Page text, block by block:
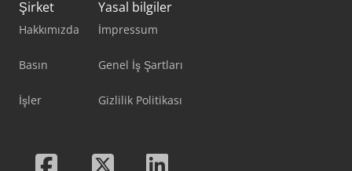
Şirket
Hakkımızda
Basın
İşler
Yasal bilgiler
İmpressum
Genel İş Şartları
Gizlilik Politikası